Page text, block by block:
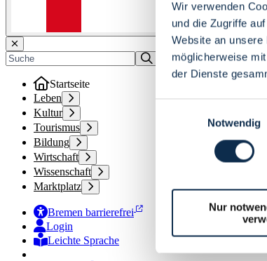
Wir verwenden
und die Zugriffe
Website an
möglicherweise
der Dienste
Notwendig
Nur
Startseite
Leben
Kultur
Tourismus
Bildung
Wirtschaft
Wissenschaft
Marktplatz
Bremen barrierefrei
Login
Leichte Sprache
Zur Deutschen Gebärdensprache